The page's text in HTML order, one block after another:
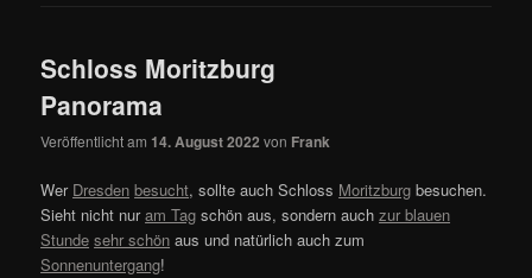
Schloss Moritzburg
Panorama
Veröffentlicht am 14. August 2022 von Frank
Wer Dresden besucht, sollte auch Schloss Moritzburg besuchen.
Sieht nicht nuram Tag schön aus, sondern auchzur blauen
Stunde sehr schön aus und natürlich auch zum
Sonnenuntergang!